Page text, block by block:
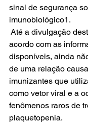
sinal de segurança
imunobiológico1.
Até a divulgação
acordo com as
disponíveis, ainda
de uma relação
imunizantes que
como vetor viral e a
fenômenos raros de
plaquetopenia.